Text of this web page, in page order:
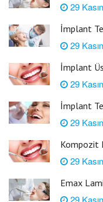
29
İmplant
29
İmplant
29
İmplant
29
Kompozit
29
Emax